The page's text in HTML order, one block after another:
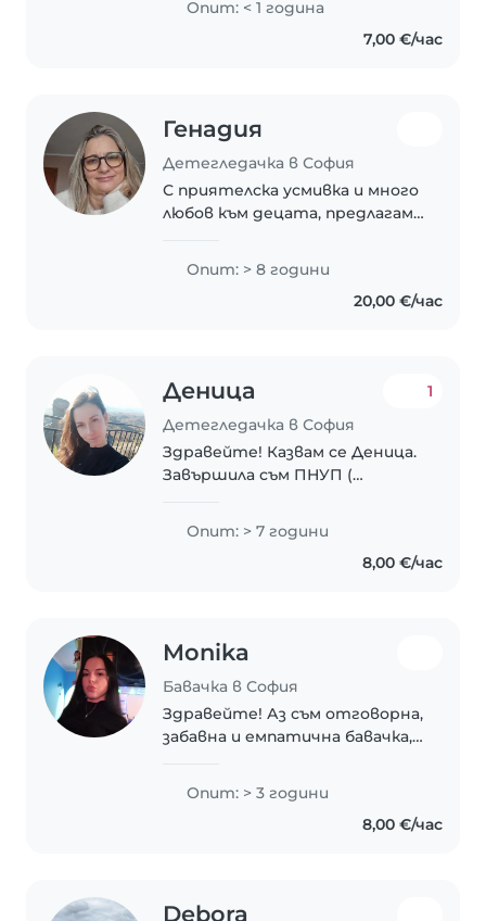
университет със
специалност Философия,
Опит: < 1 година
7,00 €/час
Генадия
Детегледачка в София
С приятелска усмивка и много
любов към децата, предлагам
деца на различни възрасти -
от бебета до тийнейджъри.
Опит: > 8 години
20,00 €/час
Деница
Детегледачка в София
1
Здравейте! Казвам се Деница.
Завършила съм ПНУП (
Работила съм 7 години като
преподавател. И малко като
Опит: > 7 години
8,00 €/час
Monika
Бавачка в София
Здравейте! Аз съм отговорна,
забавна и емпатична бавачка,
в грижа за деца на различни
възрасти - от малки дечица
Опит: > 3 години
8,00 €/час
Debora